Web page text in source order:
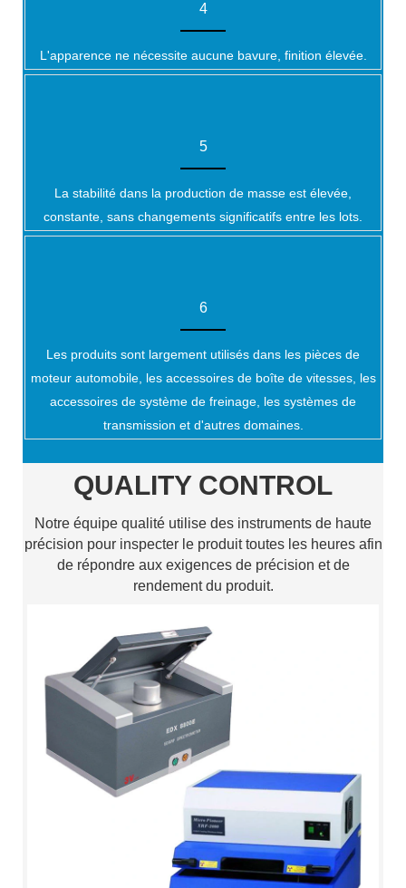
4
L'apparence ne nécessite aucune bavure, finition élevée.
5
La stabilité dans la production de masse est élevée,
constante, sans changements significatifs entre les lots.
6
Les produits sont largement utilisés dans les pièces de
moteur automobile, les accessoires de boîte de vitesses, les
accessoires de système de freinage, les systèmes de
transmission et d'autres domaines.
QUALITY CONTROL
Notre équipe qualité utilise des instruments de haute
précision pour inspecter le produit toutes les heures afin
de répondre aux exigences de précision et de
rendement du produit.